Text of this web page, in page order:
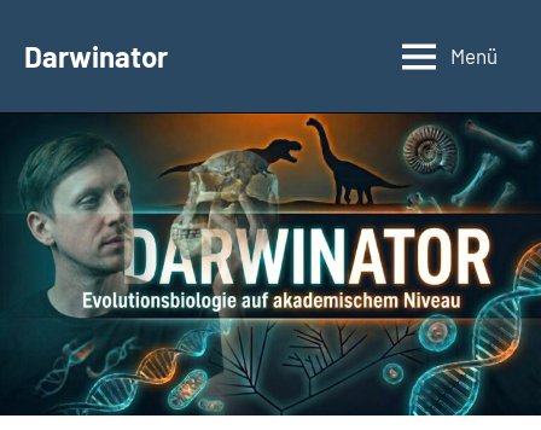
InhaltDarwinator
Evolutionsbiologie
Menü